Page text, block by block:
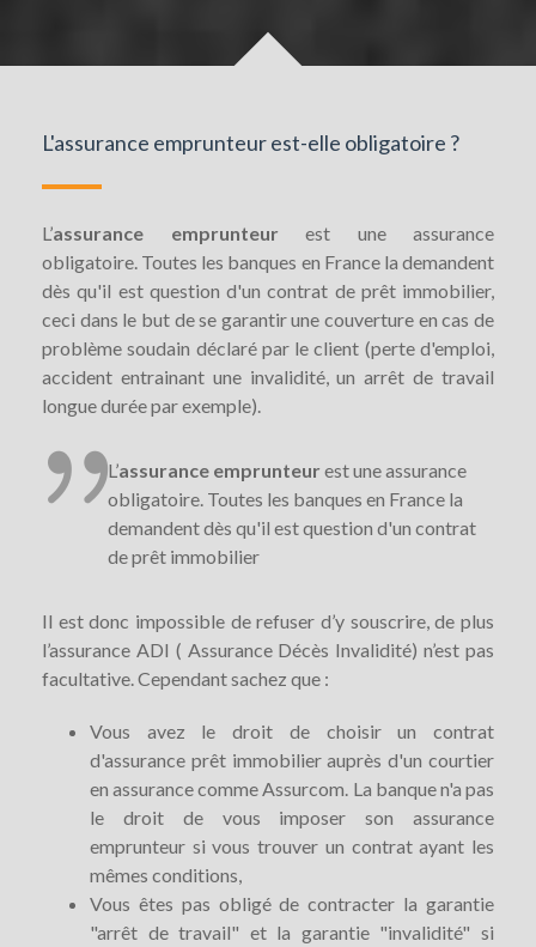
L'assurance emprunteur est-elle obligatoire ?
L’assurance emprunteur est une assurance
obligatoire. Toutes les banques en France la demandent
dès qu'il est question d'un contrat de prêt immobilier,
ceci dans le but de se garantir une couverture en cas de
problème soudain déclaré par le client (perte d'emploi,
accident entrainant une invalidité, un arrêt de travail
longue durée par exemple).
L’assurance emprunteur est une assurance
obligatoire. Toutes les banques en France la
demandent dès qu'il est question d'un contrat
de prêt immobilier
Il est donc impossible de refuser d’y souscrire, de plus
l’assurance ADI ( Assurance Décès Invalidité) n’est pas
facultative. Cependant sachez que :
Vous avez le droit de choisir un contrat
d'assurance prêt immobilier auprès d'un courtier
en assurance comme Assurcom. La banque n'a pas
le droit de vous imposer son assurance
emprunteur si vous trouver un contrat ayant les
mêmes conditions,
Vous êtes pas obligé de contracter la garantie
"arrêt de travail" et la garantie "invalidité" si